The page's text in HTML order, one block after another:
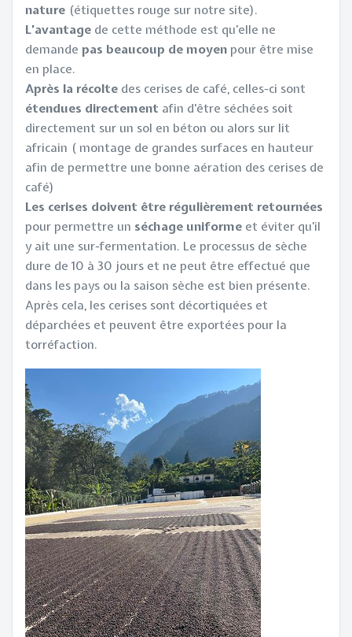
nature (étiquettes rouge sur notre site).
L’avantage de cette méthode est qu’elle ne
demande pas beaucoup de moyenpour être mise
en place.
Après la récolte des cerises de café, celles-ci sont
étendues directement afin d'être séchées soit
directement sur un sol en béton ou alors sur lit
africain ( montage de grandes surfaces en hauteur
afin de permettre une bonne aération des cerises de
café)
Les cerises doivent être régulièrement retournées
pour permettre un séchage uniforme et éviter qu’il
y ait une sur-fermentation. Le processus de sèche
dure de 10 à 30 jours et ne peut être effectué que
dans les pays ou la saison sèche est bien présente.
Après cela, les cerises sont décortiquées et
déparchées et peuvent être exportées pour la
torréfaction.